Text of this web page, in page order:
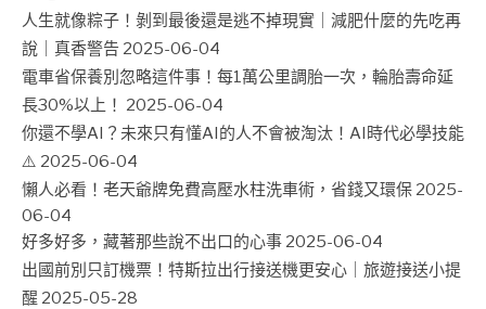
人生就像粽子！剝到最後還是逃不掉現實｜減肥什麼的先吃再
說｜真香警告 2025-06-04
電車省保養別忽略這件事！每1萬公里調胎一次，輪胎壽命延
長30%以上！ 2025-06-04
你還不學AI？未來只有懂AI的人不會被淘汰！AI時代必學技能
⚠️ 2025-06-04
懶人必看！老天爺牌免費高壓水柱洗車術，省錢又環保 2025-
06-04
好多好多，藏著那些說不出口的心事 2025-06-04
出國前別只訂機票！特斯拉出行接送機更安心｜旅遊接送小提
醒 2025-05-28